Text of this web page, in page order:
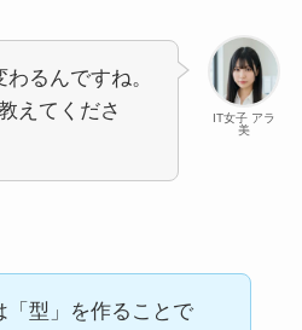
IT女子 アラ
美
るんですね。
えてくださ
「型」を作ることで